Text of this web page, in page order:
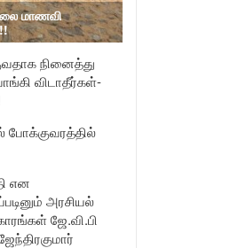
மாணவி
நினைத்து
விடாதீர்கள்-
போக்குவரத்தில்
என
அரசியல்
ஜே.வி.பி